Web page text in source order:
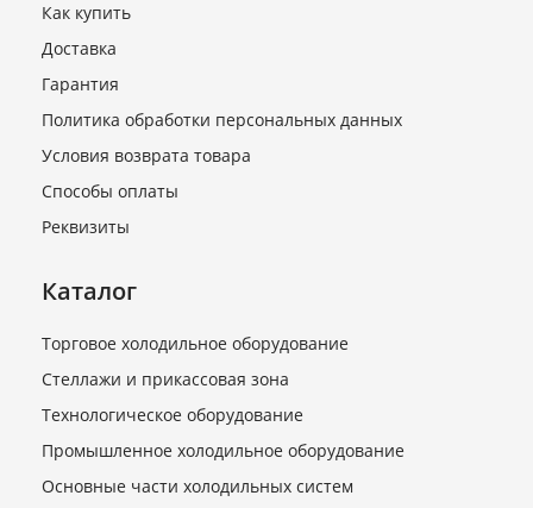
Компрессор (R134 ст
12,87) SC 12 G
В наличии
15 080 руб.
NEU 2178 U
В наличии
Как купить
Доставка
Гарантия
Политика обработки персональных данных
Условия возврата товара
Способы оплаты
Реквизиты
Каталог
Торговое холодильное оборудование
Стеллажи и прикассовая зона
Технологическое оборудование
Промышленное холодильное оборудование
Основные части холодильных систем